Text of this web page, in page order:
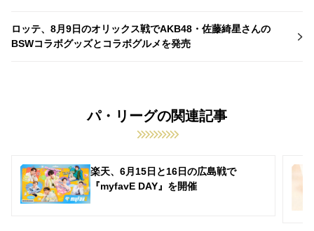
ロッテ、8月9日のオリックス戦でAKB48・佐藤綺星さんの
BSWコラボグッズとコラボグルメを発売
パ・リーグの関連記事
楽天、6月15日と16日の広島戦で
『myfavE DAY』を開催